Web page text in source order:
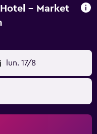
son gratuitas (pueden
temporada.
- Market
lun. 17/8